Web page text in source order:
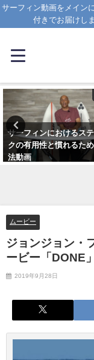
サーフィン動画をメイン
付きでお届けし
サーフィンにおけるス
クの有用性と慣れるた
法動画
ムービー
ジョンジョン・
ービー「DONE
2019年9月28日